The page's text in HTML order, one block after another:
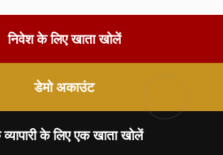
निवेश के लिए खाता खोलें
डेमो अकाउंट
के लिए एक खाता खोलें